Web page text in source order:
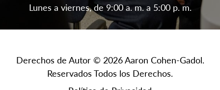
Lunes a viernes, de 9:00 a. m. a 5:00 p. m.
Derechos de Autor © 2026 Aaron Cohen-Gadol.
Reservados Todos los Derechos.